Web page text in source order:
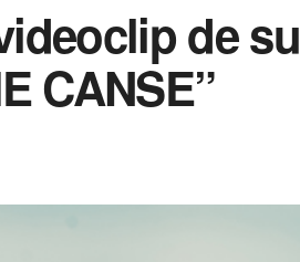
de su
CANSE”